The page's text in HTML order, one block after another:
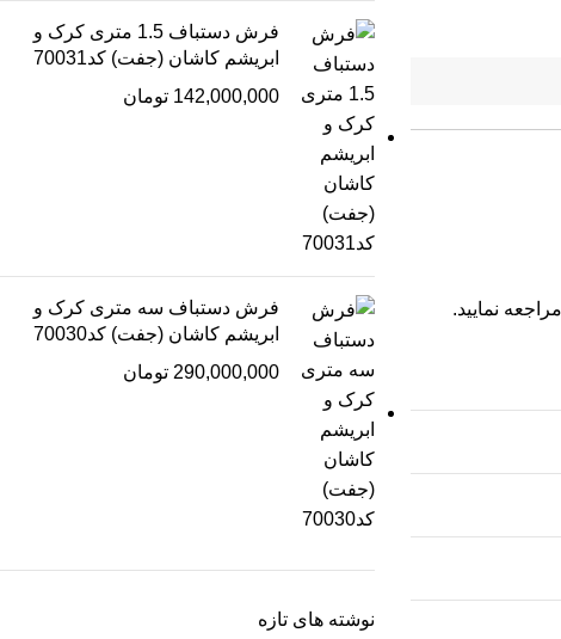
مراجعه نمایید.
فرش دستباف 1.5 متری کرک و
ابریشم کاشان (جفت) کد70031
142,000,000 تومان
فرش دستباف سه متری کرک و
ابریشم کاشان (جفت) کد70030
290,000,000 تومان
نوشته های تازه